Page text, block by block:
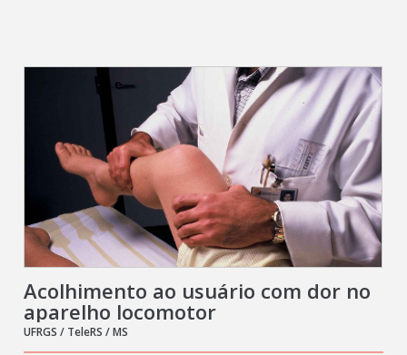
Acolhimento ao usuário com dor no
aparelho locomotor
UFRGS / TeleRS / MS